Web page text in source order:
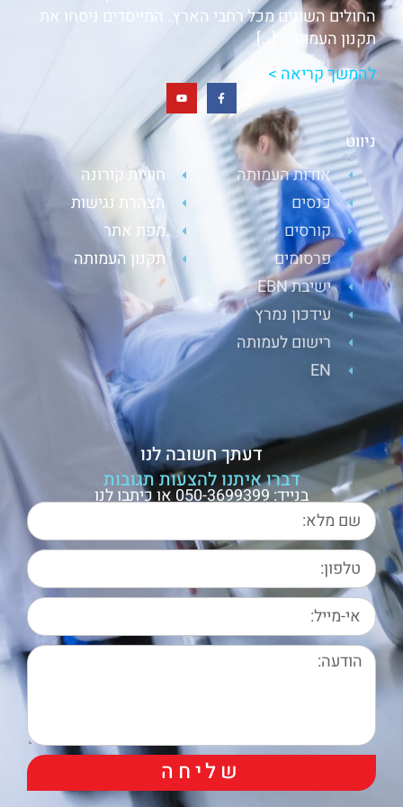
החולים השונים מכל רחבי הארץ. המייסדים ניסחו את
תקנון העמותה. […]
להמשך קריאה >
ניווט
אודות העמותה
כנסים
קורסים
פרסומים
ישיבת EBN
עידכון נמרץ
רישום לעמותה
EN
חוויות קורונה
הצהרת נגישות
מפת אתר
תקנון העמותה
דעתך חשובה לנו
דברו איתנו להצעות תגובות
בנייד: 050-3699399 או כיתבו לנו
שליחה